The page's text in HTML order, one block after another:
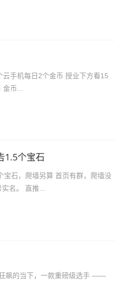
手机每日2个金币 授业下方看15
币...
1.5个宝石
宝石，爬墙另算 首页有群，爬墙没
名。 直推...
飙的当下，一款重磅级选手 ——